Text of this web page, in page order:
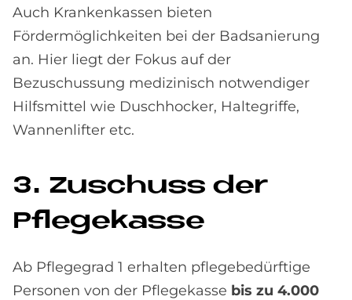
Auch Krankenkassen bieten
Fördermöglichkeiten bei der Badsanierung
an. Hier liegt der Fokus auf der
Bezuschussung medizinisch notwendiger
Hilfsmittel wie Duschhocker, Haltegriffe,
Wannenlifter etc.
3. Zu­schuss der
Pfle­ge­kas­se
Ab Pflegegrad 1 erhalten pflegebedürftige
Personen von der Pflegekasse bis zu 4.000